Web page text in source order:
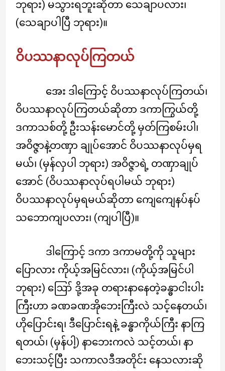
ဘုရား) မသွားရဘူးဆိုတာ သေချာပလား၊
(သေချာပါပြီ ဘုရား)။
ဝိပဿနာလုပ်ကြတယ်
အေး ဒါကြောင့် ဝိပဿနာလုပ်ကြတယ်၊
ဝိပဿနာလုပ်ကြတယ်ဆိုတာ ဒကာကြွယ်တို့
ဒကာသစ်တို့ ဦးသန်းမောင်တို့ မှတ်ကြစမ်းပါ၊
အဝိဇ္ဇာနဲ့တဏှာ ချုပ်အောင် ဝိပဿနာလုပ်မှရ
မယ်၊ (မှန်လှပါ ဘုရား) အဝိဇ္ဇာရဲ့ တဏှာချုပ်
အောင် (ဝိပဿနာလုပ်ရပါမယ် ဘုရား)
ဝိပဿနာလုပ်မှရမယ်ဆိုတာ ကျေကျေနပ်နပ်
သဘောကျပလား၊ (ကျပါပြီ)။
ဒါကြောင့် ဒကာ ဒကာမတို့ကို သူများ
ပြောလား ကိုယ့်အမြင်လား၊ (ကိုယ့်အမြင်ပါ
ဘုရား) ဪ ဒို့အခု တရားနာနေတဲ့ခန္ဓာငါးပါး
ကြီးဟာ ခဏခဏအိုဘေးကြီးလဲ သင့်နေတယ်၊
ဟိုပြောင်းရ၊ ဒီပြောင်းရနဲ့ ခန္ဓာကိုယ်ကြီး နာကြ
ရတယ်၊ (မှန်ပါ့) နာဘေးကလဲ သင့်တယ်၊ နာ
ဘေးသင့်ပြီး သကာလဒီအတိုင်း နေသလားဆို